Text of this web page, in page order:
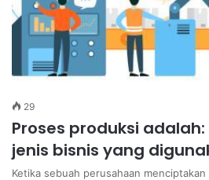
29
Proses produksi
jenis bisnis yang
Ketika sebuah perusahaan